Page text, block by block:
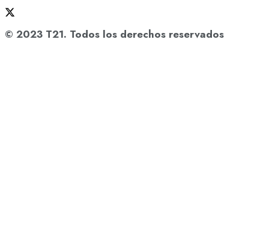
© 2023 T21. Todos los derechos reservados